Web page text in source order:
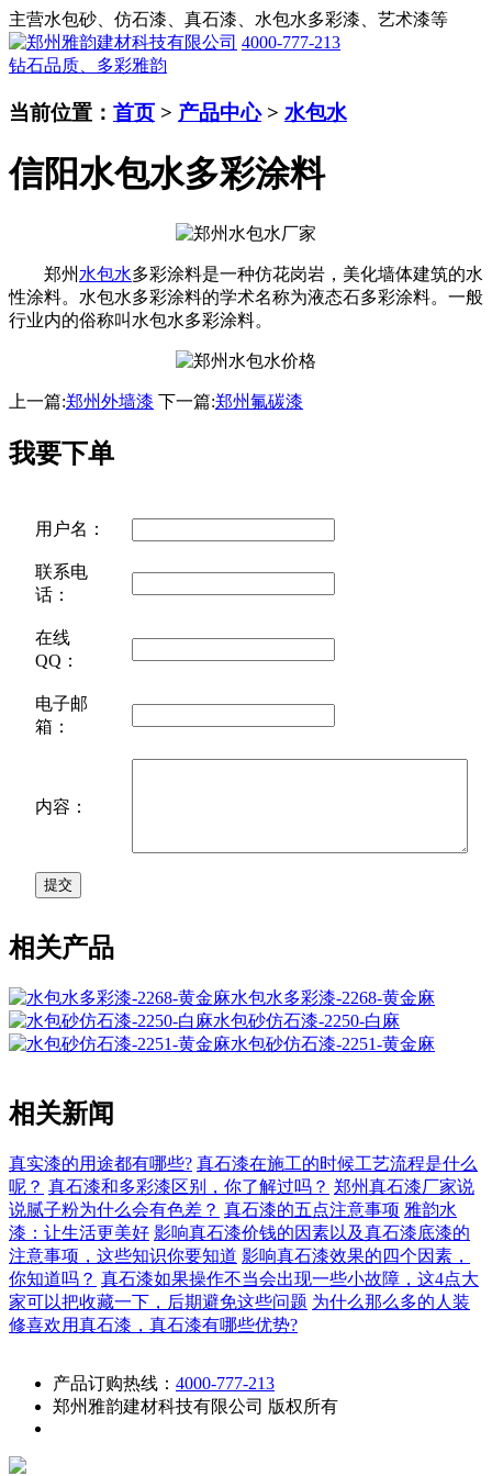
主营水包砂、仿石漆、真石漆、水包水多彩漆、艺术漆等
4000-777-213
钻石品质、多彩雅韵
当前位置： 首页 > 产品中心> 水包水
信阳水包水多彩涂料
郑州 水包水多彩涂料是一种仿花岗岩，美化墙体建筑的水
性涂料。水包水多彩涂料的学术名称为液态石多彩涂料。一般
行业内的俗称叫水包水多彩涂料。
上一篇:郑州外墙漆 下一篇:郑州氟碳漆
我要下单
用户名：
联系电
话：
在线
QQ：
电子邮
箱：
内容：
相关产品
水包水多彩漆-2268-黄金麻
水包砂仿石漆-2250-白麻
水包砂仿石漆-2251-黄金麻
相关新闻
真实漆的用途都有哪些? 真石漆在施工的时候工艺流程是什么
呢？ 真石漆和多彩漆区别，你了解过吗？ 郑州真石漆厂家说
说腻子粉为什么会有色差？ 真石漆的五点注意事项 雅韵水
漆：让生活更美好 影响真石漆价钱的因素以及真石漆底漆的
注意事项，这些知识你要知道 影响真石漆效果的四个因素，
你知道吗？ 真石漆如果操作不当会出现一些小故障，这4点大
家可以把收藏一下，后期避免这些问题 为什么那么多的人装
修喜欢用真石漆，真石漆有哪些优势?
产品订购热线： 4000-777-213
郑州雅韵建材科技有限公司 版权所有